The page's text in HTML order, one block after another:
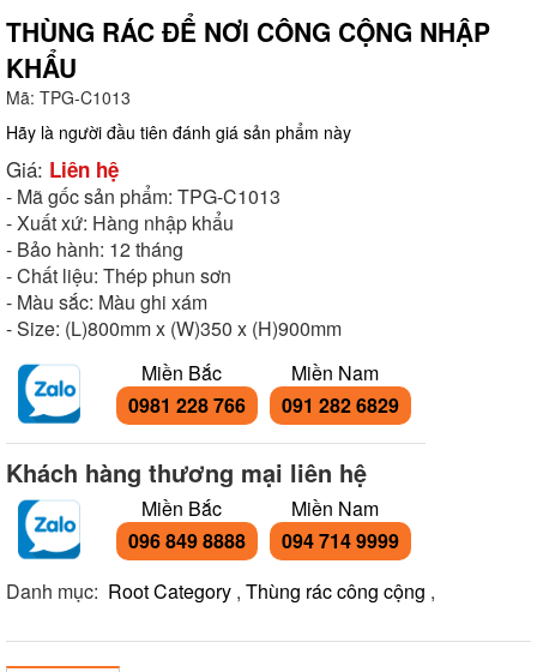
THÙNG RÁC ĐỂ NƠI CÔNG CỘNG NHẬP
KHẨU
Mã: TPG-C1013
Hãy là người đầu tiên đánh giá sản phẩm này
Giá: Liên hệ
- Mã gốc sản phẩm: TPG-C1013
- Xuất xứ: Hàng nhập khẩu
- Bảo hành: 12 tháng
- Chất liệu: Thép phun sơn
- Màu sắc: Màu ghi xám
- Size: (L)800mm x (W)350 x (H)900mm
Miền Bắc
0981 228 766
Miền Nam
091 282 6829
Khách hàng thương mại liên hệ
Miền Bắc
096 849 8888
Miền Nam
094 714 9999
Danh mục: Root Category , Thùng rác công cộng ,